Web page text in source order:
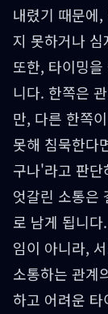
내렸기 때문에
지 못하거나
또한, 타이밍
니다. 한쪽은
만, 다른 한쪽
못해 침묵한다
구나'라고 판
엇갈린 소통은
로 남게 됩니다
임이 아니라,
소통하는 관계
하고 어려운